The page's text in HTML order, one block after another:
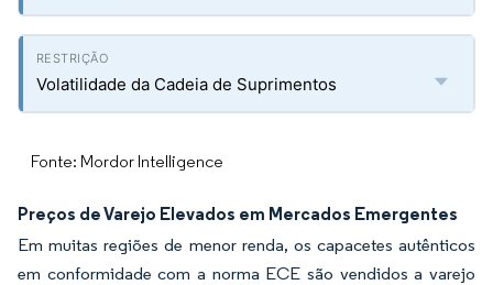
Volatilidade da Cadeia de Suprimentos
Fonte: Mordor Intelligence
Preços de Varejo Elevados em Mercados Emergentes
Em muitas regiões de menor renda, os capacetes autênticos
em conformidade com a norma ECE são vendidos a varejo